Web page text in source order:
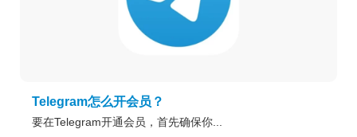
Telegram怎么开会员？
要在Telegram开通会员，首先确保你...